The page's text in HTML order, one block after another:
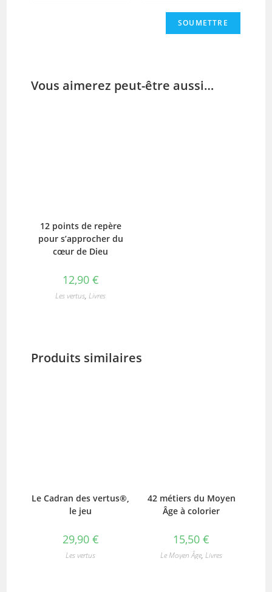
Vous aimerez peut-être aussi…
12 points de repère
pour s’approcher du
cœur de Dieu
12,90 €
Les vertus,Livres
Produits similaires
Le Cadran des vertus®,
le jeu
29,90 €
Les vertus
42 métiers du Moyen
Âge à colorier
15,50€
Le Moyen Âge,Livres